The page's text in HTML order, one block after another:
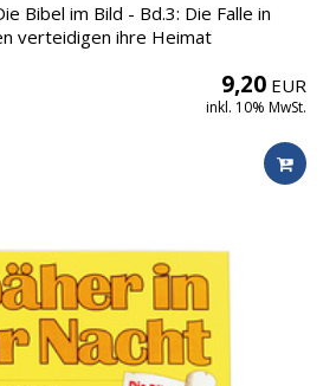
Bibel im Bild - Bd.3: Die Falle in
verteidigen ihre Heimat
9,20 EUR
inkl. 10% MwSt.